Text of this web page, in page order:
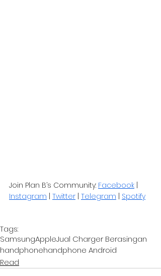
Join Plan B’s Community: Facebook |
Instagram | Twitter | Telegram | Spotify
Tags:
SamsungAppleJual Charger Berasingan
handphonehandphone Android
Read